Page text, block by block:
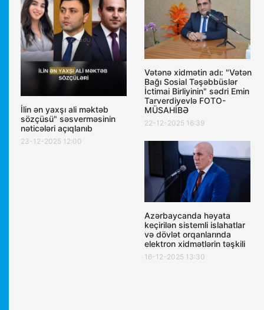
İlin ən yaxşı ali məktəb
sözçüsü" səsverməsinin
nəticələri açıqlanıb
23-12-2025 12:00
Vətənə xidmətin adı: "Vətən
Bağı Sosial Təşəbbüslər
İctimai Birliyinin" sədri Emin
Tarverdiyevlə FOTO-
MÜSAHİBƏ
22-12-2025 16:39
Azərbaycanda həyata
keçirilən sistemli islahatlar
və dövlət orqanlarında
elektron xidmətlərin təşkili
16-12-2025 13:30